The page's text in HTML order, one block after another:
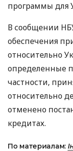
программы для
В сообщении
обеспечения
относительно
определенные
частности,
относительно
отменено
кредитах.
По материалам: